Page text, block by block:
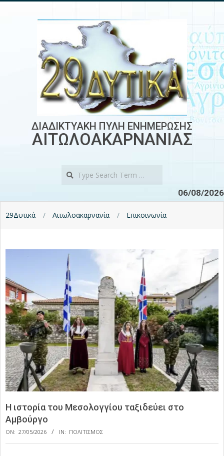
ΔΙΑΔΙΚΤΥΑΚΗ ΠΥΛΗ ΕΝΗΜΕΡΩΣΗΣ
ΑΙΤΩΛΟΑΚΑΡΝΑΝΙΑΣ
06/08/2026
29Δυτικά Αιτωλοακαρνανία Επικοινωνία
Η ιστορία του Μεσολογγίου ταξιδεύει στο
Αμβούργο
ON: 27/05/2026 IN: ΠΟΛΙΤΙΣΜΟΣ